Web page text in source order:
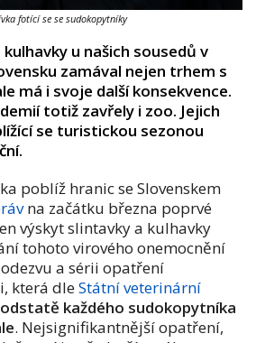
fotící se se sudokopytníky
u našich sousedů v
zamával nejen trhem s
má i svoje další konsekvence.
totiž zavřely i zoo. Jejich
se turistickou sezonou
poblíž hranic se Slovenskem
na začátku března poprvé
výskyt slintavky a kulhavky
tohoto virového onemocnění
a sérii opatření
která dleStátní veterinární
každého sudokopytníka
. Nejsignifikantnější opatření,